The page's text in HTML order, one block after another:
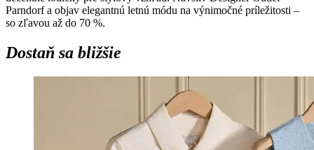
Parndorf a objav elegantnú letnú módu na výnimočné príležitosti –
so zľavou až do 70 %.
Dostaň sa bližšie